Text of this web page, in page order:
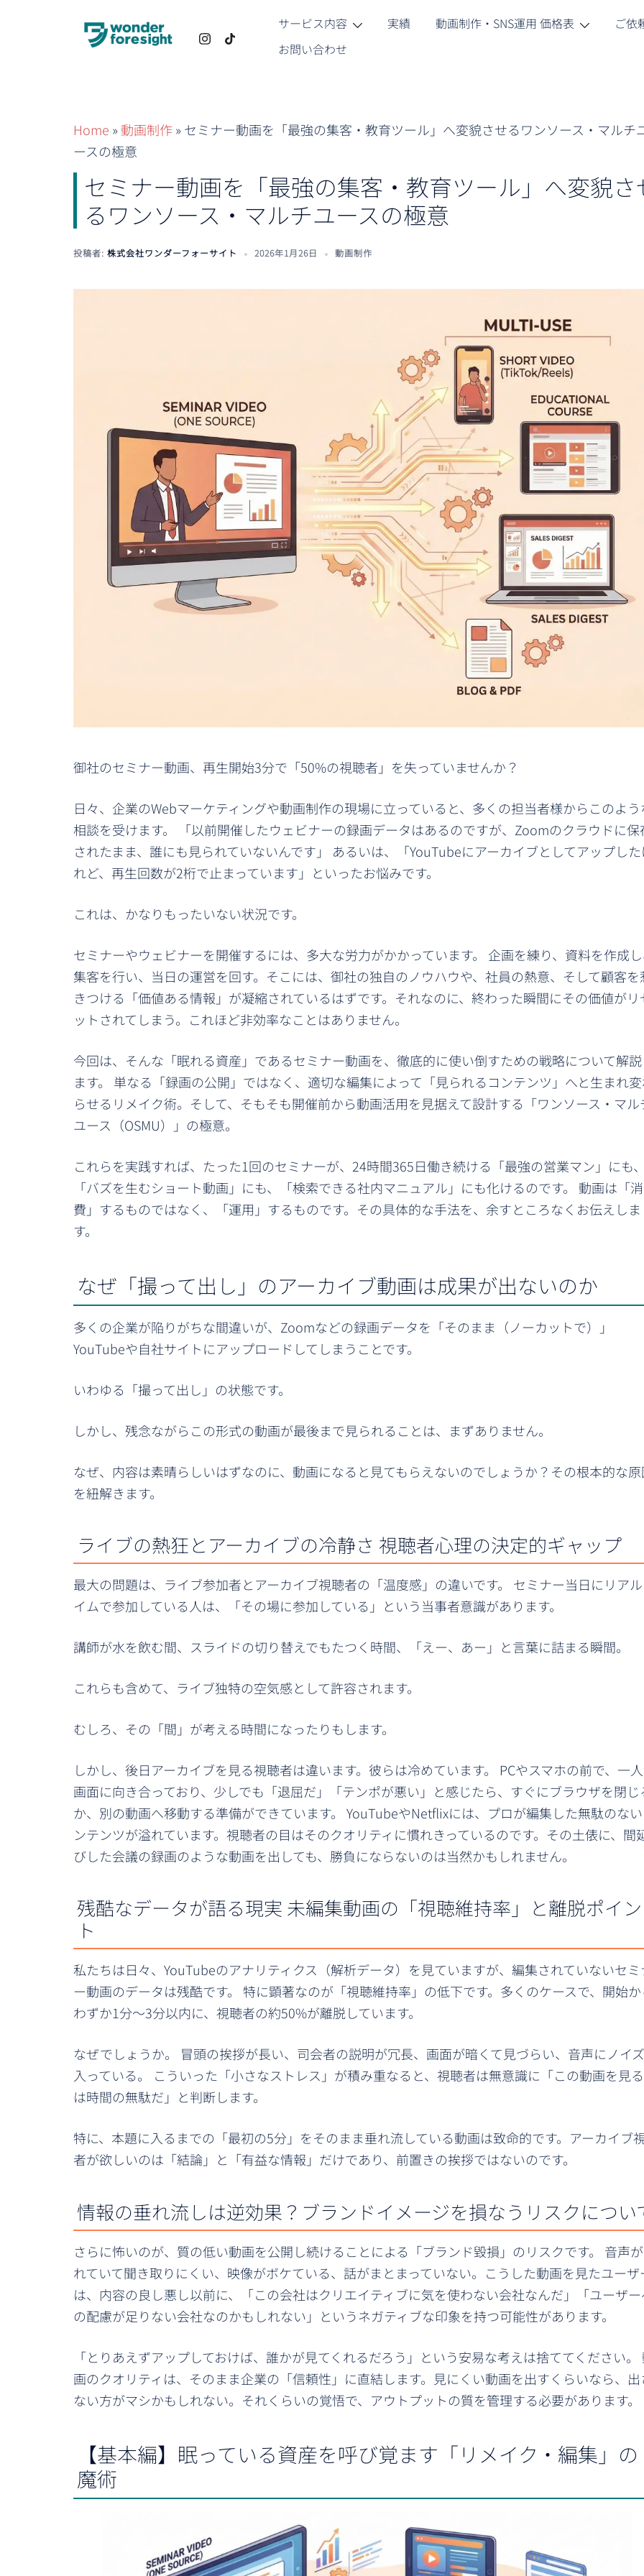
サービス内容 実績 動画制作・SNS運用 価格表
ご依
お問い合わせ
Home »動画制作»セミナー動画を「最強の集客・教育ツール」へ変貌させるワンソース・マルチ
ースの極意
セミナー動画を「最強の集客・教育ツール」へ変貌さ
るワンソース・マルチユースの極意
投稿者: 株式会社ワンダーフォーサイト 2026年1月26日 動画制作
御社のセミナー動画、再生開始3分で「50%の視聴者」を失っていませんか？
日々、企業のWebマーケティングや動画制作の現場に立っていると、多くの担当者様からこのよう
相談を受けます。 「以前開催したウェビナーの録画データはあるのですが、Zoomのクラウドに保
されたまま、誰にも見られていないんです」 あるいは、「YouTubeにアーカイブとしてアップし
れど、再生回数が2桁で止まっています」といったお悩みです。
これは、かなりもったいない状況です。
セミナーやウェビナーを開催するには、多大な労力がかかっています。 企画を練り、資料を作成
集客を行い、当日の運営を回す。そこには、御社の独自のノウハウや、社員の熱意、そして顧客を
きつける「価値ある情報」が凝縮されているはずです。それなのに、終わった瞬間にその価値がリ
ットされてしまう。これほど非効率なことはありません。
今回は、そんな「眠れる資産」であるセミナー動画を、徹底的に使い倒すための戦略について解
ます。 単なる「録画の公開」ではなく、適切な編集によって「見られるコンテンツ」へと生まれ
らせるリメイク術。そして、そもそも開催前から動画活用を見据えて設計する「ワンソース・マル
ユース（OSMU）」の極意。
これらを実践すれば、たった1回のセミナーが、24時間365日働き続ける「最強の営業マン」にも
「バズを生むショート動画」にも、「検索できる社内マニュアル」にも化けるのです。 動画は「消
費」するものではなく、「運用」するものです。その具体的な手法を、余すところなくお伝えしま
す。
なぜ「撮って出し」のアーカイブ動画は成果が出ないのか
多くの企業が陥りがちな間違いが、Zoomなどの録画データを「そのまま（ノーカットで）」
YouTubeや自社サイトにアップロードしてしまうことです。
いわゆる「撮って出し」の状態です。
しかし、残念ながらこの形式の動画が最後まで見られることは、まずありません。
なぜ、内容は素晴らしいはずなのに、動画になると見てもらえないのでしょうか？その根本的な
を紐解きます。
ライブの熱狂とアーカイブの冷静さ 視聴者心理の決定的ギャップ
最大の問題は、ライブ参加者とアーカイブ視聴者の「温度感」の違いです。 セミナー当日にリア
イムで参加している人は、「その場に参加している」という当事者意識があります。
講師が水を飲む間、スライドの切り替えでもたつく時間、「えー、あー」と言葉に詰まる瞬間。
これらも含めて、ライブ独特の空気感として許容されます。
むしろ、その「間」が考える時間になったりもします。
しかし、後日アーカイブを見る視聴者は違います。彼らは冷めています。 PCやスマホの前で、一
画面に向き合っており、少しでも「退屈だ」「テンポが悪い」と感じたら、すぐにブラウザを閉じ
か、別の動画へ移動する準備ができています。 YouTubeやNetflixには、プロが編集した無駄のな
ンテンツが溢れています。視聴者の目はそのクオリティに慣れきっているのです。その土俵に、間
びした会議の録画のような動画を出しても、勝負にならないのは当然かもしれません。
残酷なデータが語る現実 未編集動画の「視聴維持率」と離脱ポイン
ト
私たちは日々、YouTubeのアナリティクス（解析データ）を見ていますが、編集されていないセミ
ー動画のデータは残酷です。 特に顕著なのが「視聴維持率」の低下です。多くのケースで、開始
わずか1分〜3分以内に、視聴者の約50%が離脱しています。
なぜでしょうか。 冒頭の挨拶が長い、司会者の説明が冗長、画面が暗くて見づらい、音声にノイ
入っている。 こういった「小さなストレス」が積み重なると、視聴者は無意識に「この動画を見
は時間の無駄だ」と判断します。
特に、本題に入るまでの「最初の5分」をそのまま垂れ流している動画は致命的です。アーカイブ
者が欲しいのは「結論」と「有益な情報」だけであり、前置きの挨拶ではないのです。
情報の垂れ流しは逆効果？ブランドイメージを損なうリスクについ
さらに怖いのが、質の低い動画を公開し続けることによる「ブランド毀損」のリスクです。 音声
れていて聞き取りにくい、映像がボケている、話がまとまっていない。こうした動画を見たユーザ
は、内容の良し悪し以前に、「この会社はクリエイティブに気を使わない会社なんだ」「ユーザ
の配慮が足りない会社なのかもしれない」というネガティブな印象を持つ可能性があります。
「とりあえずアップしておけば、誰かが見てくれるだろう」という安易な考えは捨ててください。
画のクオリティは、そのまま企業の「信頼性」に直結します。見にくい動画を出すくらいなら、出
ない方がマシかもしれない。それくらいの覚悟で、アウトプットの質を管理する必要があります。
【基本編】眠っている資産を呼び覚ます「リメイク・編集」の
魔術